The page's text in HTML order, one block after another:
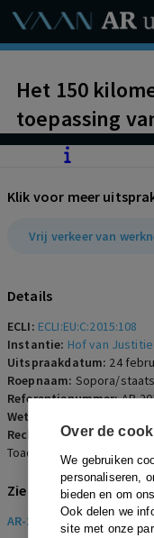
Over de
We gebruiken
personaliseren,
bieden en om
Ook delen we
site met onze
Het 150
toepassing
niet in strijd
Klik voor meer
Vrij verkeer van
Details
ECLI: ECLI:EU:C:2015:108
Instantie: Hof van
Uitspraakdatum: 24
Roepnaam: Sopora/
Referentienummer:AR-
Wetsartikelen:
Rechters:K. Lenaerts, A.
Toader, M. Safjan, C.G.
Zie ook
AR-2013-0613